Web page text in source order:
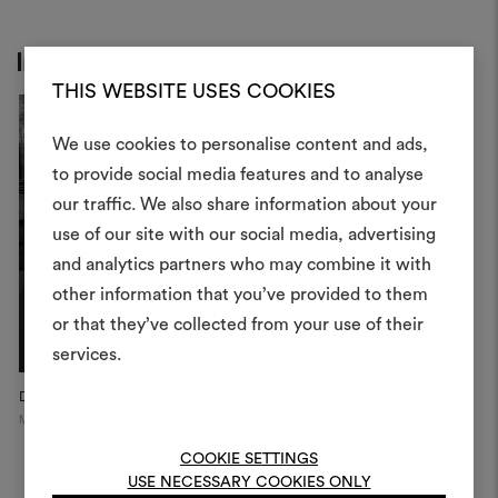
THIS WEBSITE USES COOKIES
We use cookies to personalise content and ads,
to provide social media features and to analyse
our traffic. We also share information about your
use of our site with our social media, advertising
and analytics partners who may combine it with
other information that you’ve provided to them
or that they’ve collected from your use of their
services.
COOKIE SETTINGS
USE NECESSARY COOKIES ONLY
Inspiration
Dedar Showroom
Milan
Ein
erstellen
Ein interaktives Tool, mit
Ideen zum Leben
anderen teilen können,